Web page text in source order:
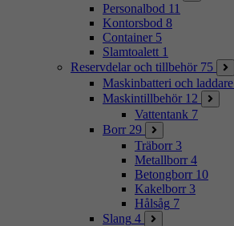
Personalbod 11
Kontorsbod 8
Container 5
Slamtoalett 1
Reservdelar och tillbehör 75
Maskinbatteri och laddare
Maskintillbehör 12
Vattentank 7
Borr 29
Träborr 3
Metallborr 4
Betongborr 10
Kakelborr 3
Hålsåg 7
Slang 4